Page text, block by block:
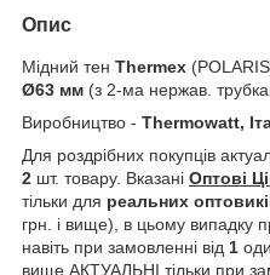
Опис
Мідний тен Thermex
Ø63 мм (з 2-ма нержав.
Виробництво - Thermowatt,
Для роздрібних покупців
2 шт. товару. Вказані Оптові
тільки для реальних
грн. і вище), в цьому випадку
навіть при замовленні від 1
вище АКТУАЛЬНІ тільки при